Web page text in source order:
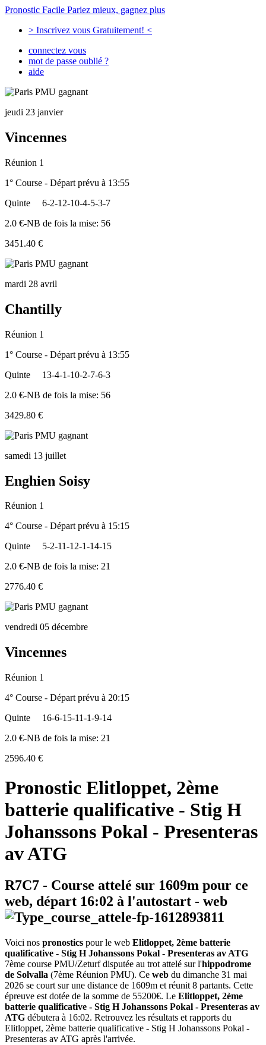
Pronostic Facile Pariez mieux, gagnez plus
> Inscrivez vous Gratuitement! <
connectez vous
mot de passe oublié ?
aide
jeudi 23 janvier
Vincennes
Réunion 1
1° Course - Départ prévu à 13:55
Quinte
6-2-12-10-4-5-3-7
2.0 €-NB de fois la mise: 56
3451.40 €
mardi 28 avril
Chantilly
Réunion 1
1° Course - Départ prévu à 13:55
Quinte
13-4-1-10-2-7-6-3
2.0 €-NB de fois la mise: 56
3429.80 €
samedi 13 juillet
Enghien Soisy
Réunion 1
4° Course - Départ prévu à 15:15
Quinte
5-2-11-12-1-14-15
2.0 €-NB de fois la mise: 21
2776.40 €
vendredi 05 décembre
Vincennes
Réunion 1
4° Course - Départ prévu à 20:15
Quinte
16-6-15-11-1-9-14
2.0 €-NB de fois la mise: 21
2596.40 €
Pronostic Elitloppet, 2ème
batterie qualificative - Stig H
Johanssons Pokal - Presenteras
av ATG
R7C7 - Course attelé sur 1609m pour ce
web, départ 16:02 à l'autostart - web
Voici nos pronostics pour le web Elitloppet, 2ème batterie
qualificative - Stig H Johanssons Pokal - Presenteras av ATG
7ème course PMU/Zeturf disputée au trot attelé sur l'hippodrome
de Solvalla (7ème Réunion PMU). Ce web du dimanche 31 mai
2026 se court sur une distance de 1609m et réunit 8 partants. Cette
épreuve est dotée de la somme de 55200€. Le Elitloppet, 2ème
batterie qualificative - Stig H Johanssons Pokal - Presenteras av
ATG débutera à 16:02. Retrouvez les résultats et rapports du
Elitloppet, 2ème batterie qualificative - Stig H Johanssons Pokal -
Presenteras av ATG après l'arrivée.